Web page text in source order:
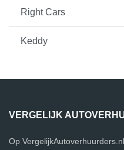
Right Cars
Keddy
VERGELIJK
Op